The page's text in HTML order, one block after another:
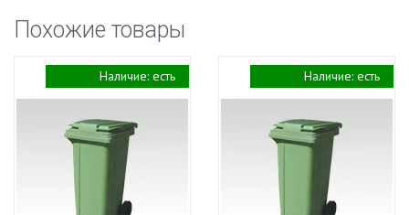
Похожие товары
Наличие: есть Наличие: есть